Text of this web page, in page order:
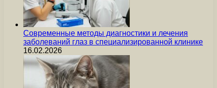
Современные методы диагностики и лечения
заболеваний глаз в специализированной клинике
16.02.2026